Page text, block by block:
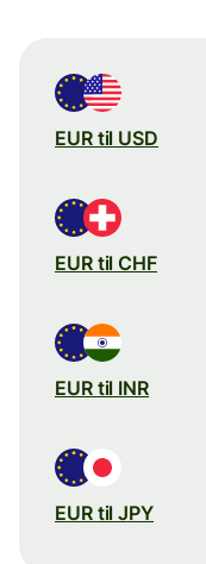
EUR til USD
EUR til CHF
EUR til INR
EUR til JPY